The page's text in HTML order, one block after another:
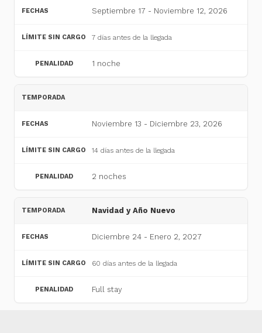
Septiembre 17 - Noviembre 12, 2026
7 días antes de la llegada
1 noche
Noviembre 13 - Diciembre 23, 2026
14 días antes de la llegada
2 noches
Navidad y Año Nuevo
Diciembre 24 - Enero 2, 2027
60 días antes de la llegada
Full stay